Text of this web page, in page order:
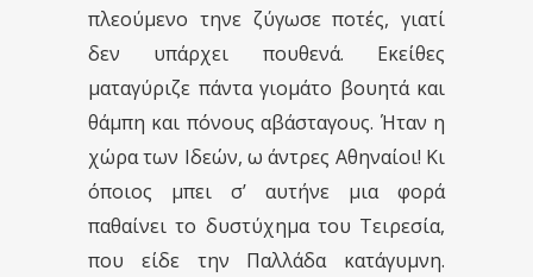
πλεούμενο τηνε ζύγωσε ποτές, γιατί
δεν υπάρχει πουθενά. Εκείθες
ματαγύριζε πάντα γιομάτο βουητά και
θάμπη και πόνους αβάσταγους. Ήταν η
χώρα των Ιδεών, ω άντρες Αθηναίοι! Κι
όποιος μπει σ’ αυτήνε μια φορά
παθαίνει το δυστύχημα του Τειρεσία,
που είδε την Παλλάδα κατάγυμνη.